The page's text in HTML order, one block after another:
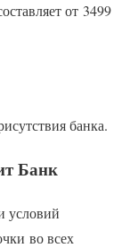
от 3499
банка.
Банк
условий
во всех